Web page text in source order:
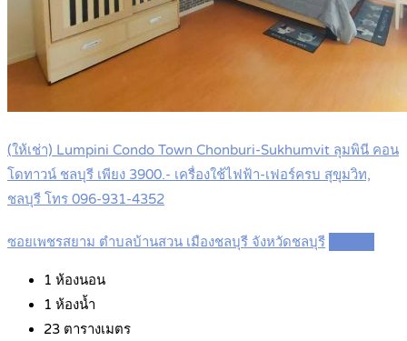
(ให้เช่า) Lumpini Condo Town Chonburi-Sukhumvit ลุมพินี คอน
โดทาวน์ ชลบุรี เพียง 3900.- เครื่องใช้ไฟฟ้า-เฟอร์ครบ สุขุมวิท,
ชลบุรี โทร 096-931-4352
ซอยเพชรสยาม ตำบลบ้านสวน เมืองชลบุรี จังหวัดชลบุรี
1 ห้องนอน
1 ห้องน้ำ
23 ตารางเมตร